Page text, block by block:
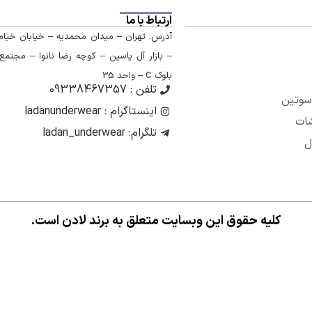
ارتباط با ما
آدرس: تهران – میدان محمدیه – خیابان
– بازار آل یاسین – کوچه رضا نانوا –
بلوک C – واحد 35
تلفن : 09338467357
اینستاگرام : ladanunderwear
تلگرام: ladan_underwear
کلیه حقوق این وبسایت متعلق به برند لادن است.